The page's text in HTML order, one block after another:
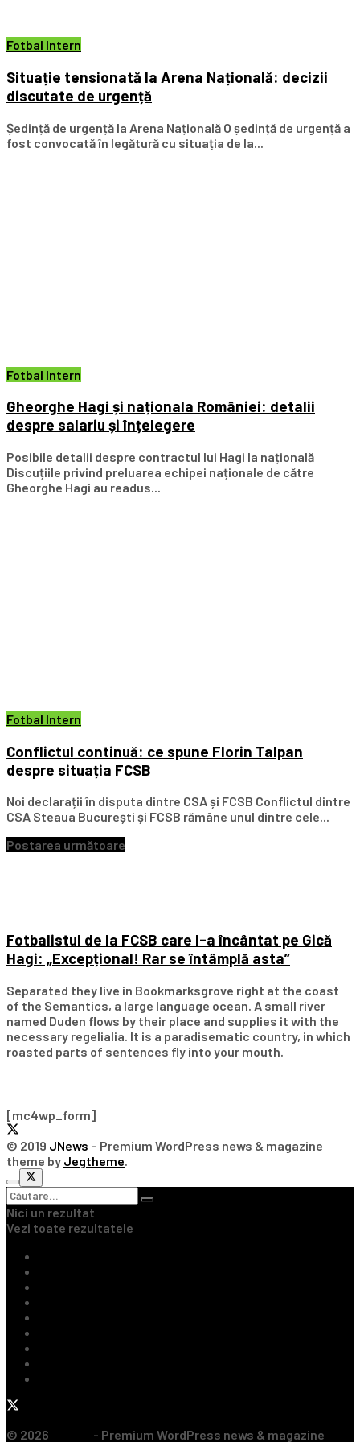
Fotbal Intern
Situație tensionată la Arena Națională: decizii
discutate de urgență
Ședință de urgență la Arena Națională O ședință de urgență a
fost convocată în legătură cu situația de la...
Fotbal Intern
Gheorghe Hagi și naționala României: detalii
despre salariu și înțelegere
Posibile detalii despre contractul lui Hagi la națională
Discuțiile privind preluarea echipei naționale de către
Gheorghe Hagi au readus...
Fotbal Intern
Conflictul continuă: ce spune Florin Talpan
despre situația FCSB
Noi declarații în disputa dintre CSA și FCSB Conflictul dintre
CSA Steaua București și FCSB rămâne unul dintre cele...
Postarea următoare
Fotbalistul de la FCSB care l-a încântat pe Gică
Hagi: „Excepțional! Rar se întâmplă asta”
Separated they live in Bookmarksgrove right at the coast
of the Semantics, a large language ocean. A small river
named Duden flows by their place and supplies it with the
necessary regelialia. It is a paradisematic country, in which
roasted parts of sentences fly into your mouth.
[mc4wp_form]
© 2019 JNews – Premium WordPress news & magazine
theme by Jegtheme.
Nici un rezultat
Vezi toate rezultatele
© 2026
- Premium WordPress news & magazine